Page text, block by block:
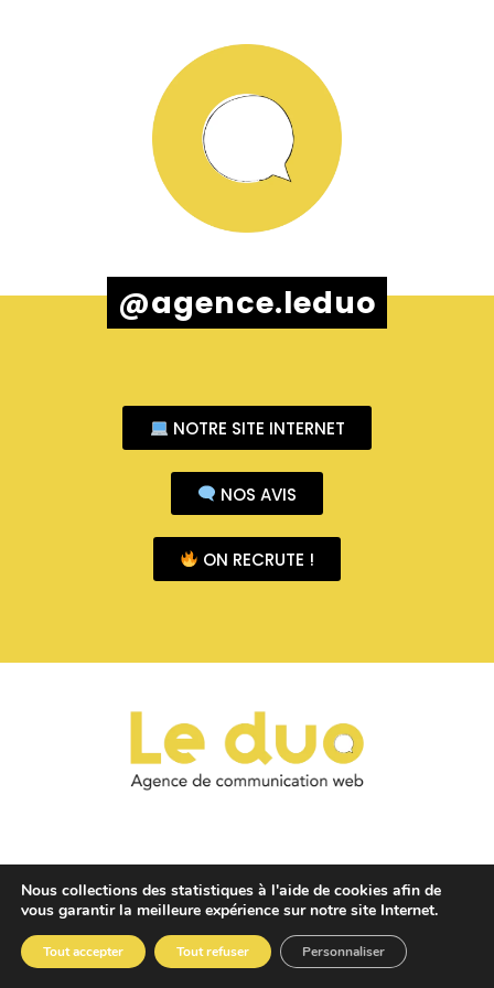
@agence.leduo
NOTRE SITE INTERNET
NOS AVIS
ON RECRUTE !
Nous collections des statistiques à l'aide de cookies afin de
vous garantir la meilleure expérience sur notre site Internet.
Tout accepter Tout refuser Personnaliser